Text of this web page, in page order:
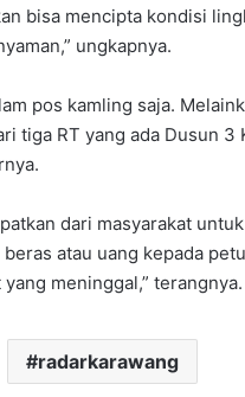
bisa mencipta kondisi
ungkapnya.
pos kamling saja.
tiga RT yang ada Dusun 3
dari masyarakat
atau uang kepada
meninggal,” terangnya.
radarkarawang